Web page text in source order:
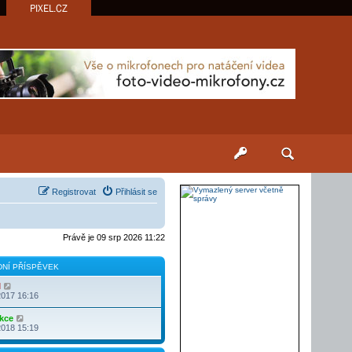
PIXEL.CZ
Přihlásit se
Registrovat
Právě je 09 srp 2026 11:22
PŘÍSPĚVEK
o
a
z
i
16:16
o
r
15:19